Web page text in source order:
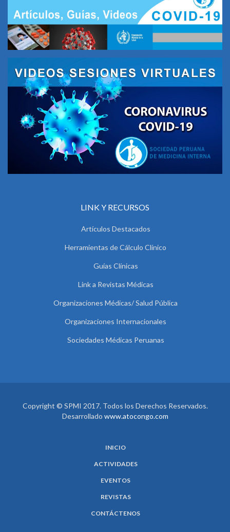
LINK Y RECURSOS
Artículos Destacados
Herramientas de Cálculo Clínico
Guías Clínicas
Link a Revistas Médicas
Organizaciones Médicas/ Salud Pública
Organizaciones Internacionales
Sociedades Médicas Peruanas
Copyright © SPMI 2017. Todos los Derechos Reservados.
Desarrollado www.atocongo.com
INICIO
ACTIVIDADES
EVENTOS
REVISTAS
CONTÁCTENOS